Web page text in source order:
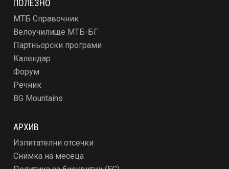
ПОЛЕЗНО
МТБ Справочник
Велоучилище МТБ-БГ
Партньорски програми
Календар
Форум
Речник
BG Mountains
АРХИВ
Изпитателни отсечки
Снимка на месеца